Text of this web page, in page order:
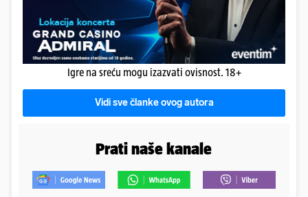
Igre na sreću mogu izazvati ovisnost. 18+
Vidi sve članke ovog autora
Prati naše kanale